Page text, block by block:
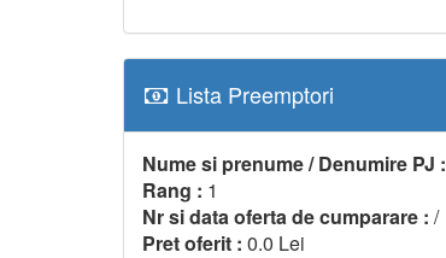
Lista Preemptori
Nume si prenume / Denumire PJ :
Rang : 1
Nr si data oferta de cumparare : /
Pret oferit : 0.0 Lei